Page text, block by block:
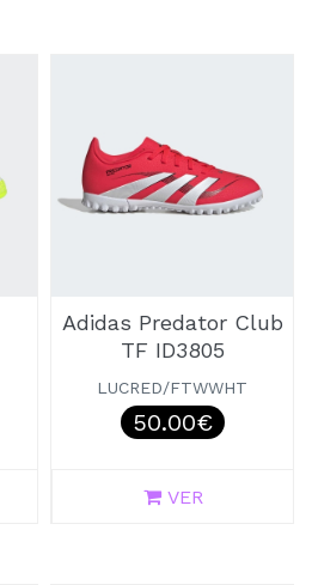
Adidas Predator Club
TF ID3805
LUCRED/FTWWHT
50.00€
VER